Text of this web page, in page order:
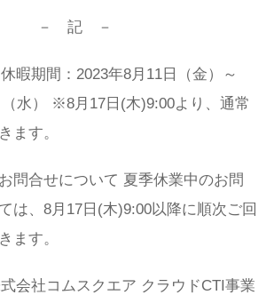
－ 記 －
暇期間：2023年8月11日（金）～
（水） ※8月17日(木)9:00より、通常
ます。
問合せについて 夏季休業中のお問
は、8月17日(木)9:00以降に順次ご回
ます。
会社コムスクエア クラウドCTI事業